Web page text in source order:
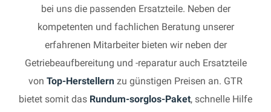
bei uns die passenden Ersatzteile. Neben der
kompetenten und fachlichen Beratung unserer
erfahrenen Mitarbeiter bieten wir neben der
Getriebeaufbereitung und -reparatur auch Ersatzteile
von Top-Herstellern zu günstigen Preisen an. GTR
bietet somit das Rundum-sorglos-Paket, schnelle Hilfe